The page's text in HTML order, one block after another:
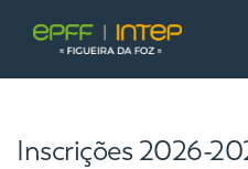
Inscrições 2026-